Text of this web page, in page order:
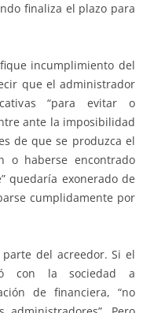
finaliza el plazo para
incumplimiento del
que el administrador
“para evitar o
ante la imposibilidad
de que se produzca el
o haberse encontrado
quedaría exonerado de
cumplidamente por
del acreedor. Si el
con la sociedad a
de financiera, “no